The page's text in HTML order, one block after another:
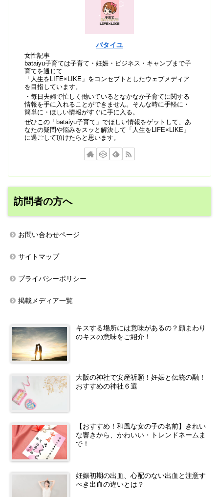
バタイユ
女性記事
bataiyu子育ては子育て・妊娠・ビジネス・キャンプまで子
育てを通じて
「人生をLIFE×LIKE」をコンセプトとしたウェブメディア
を目指しています。
・毎日夫婦で忙しく働いているとなかなか子育てに関する
情報を手に入れることができません。そんな時に手軽に・
簡単に・ほしい情報がすぐに手に入る。
ぜひこの「bataiyu子育て」でほしい情報をゲットして、あ
なたの疑問や悩みをスッと解決して「人生をLIFE×LIKE」
に過ごして頂けたらと思います。
訪問者の方へ
お問い合わせページ
サイトマップ
プライバシーポリシー
掲載メディア一覧
キスする場所には意味があるの？顔まわり
のキスの意味をご紹介！
大阪の神社で安産祈願！妊娠と伝統の融！
おすすめの神社６選
【おすすめ！和風な女の子の名前】きれい
な響きから、かわいい・トレンドネームま
で！
妊娠初期の出血、心配のない出血と注意す
べき出血の違いとは？